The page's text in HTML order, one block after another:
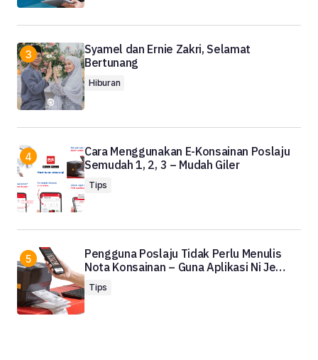
Syamel dan Ernie Zakri, Selamat
Bertunang
Hiburan
Cara Menggunakan E-Konsainan Poslaju
Semudah 1, 2, 3 – Mudah Giler
Tips
Pengguna Poslaju Tidak Perlu Menulis
Nota Konsainan – Guna Aplikasi Ni Je…
Tips